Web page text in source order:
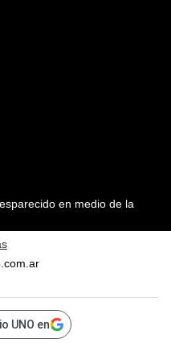
en medio de la
UNO en